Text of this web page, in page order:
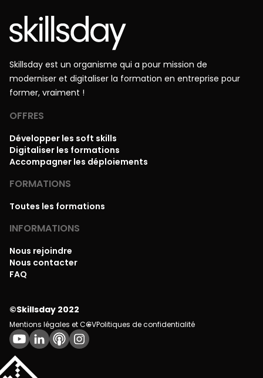
Skillsday est un organisme qui a pour mission de
moderniser et digitaliser la formation en entreprise pour
former, vraiment !
OFFRES
Développer les soft skills
Digitaliser les formations
Accompagner les déploiements
FORMATIONS
Toutes les formations
INFORMATIONS
Nous rejoindre
Nous contacter
FAQ
©Skillsday 2022
Mentions légales et CGVPolitiques de confidentialité